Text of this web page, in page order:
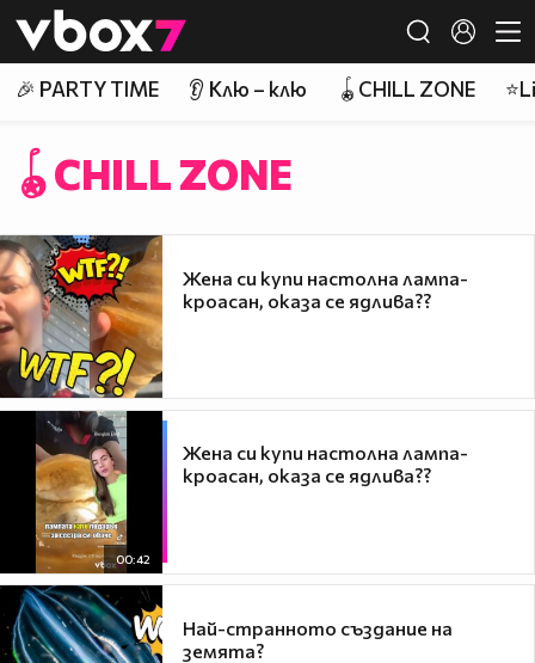
👾
🎉 PARTY TIME 👂 Клю – клю 🪀CHILL ZONE
🪀CHILL ZONE
Жена си купи настолна лампа-
кроасан, оказа се ядлива??
00:42
Жена си купи настолна лампа-
кроасан, оказа се ядлива??
Най-странното създание на
земята?